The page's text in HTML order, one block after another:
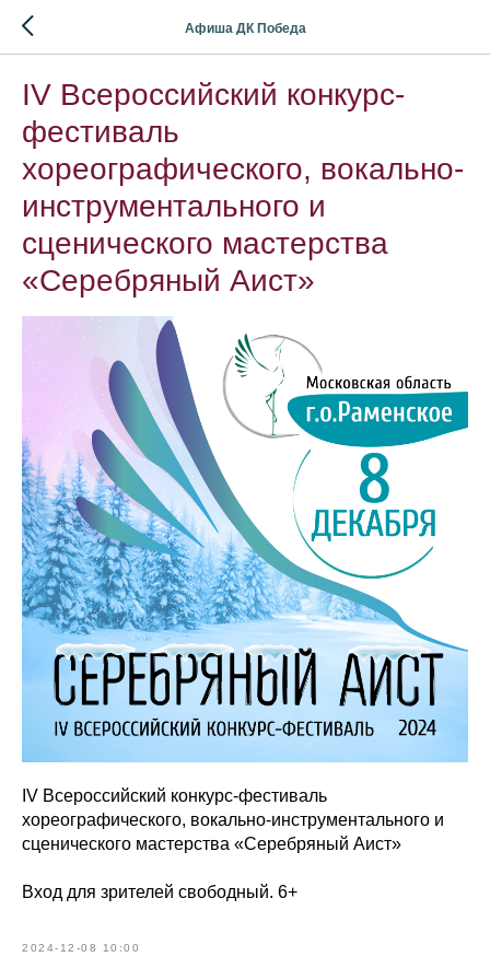
Афиша ДК Победа
IV Всероссийский конкурс-
фестиваль
хореографического, вокально-
инструментального и
сценического мастерства
«Серебряный Аист»
IV Всероссийский конкурс-фестиваль
хореографического, вокально-инструментального и
сценического мастерства «Серебряный Аист»
Вход для зрителей свободный. 6+
2024-12-08 10:00